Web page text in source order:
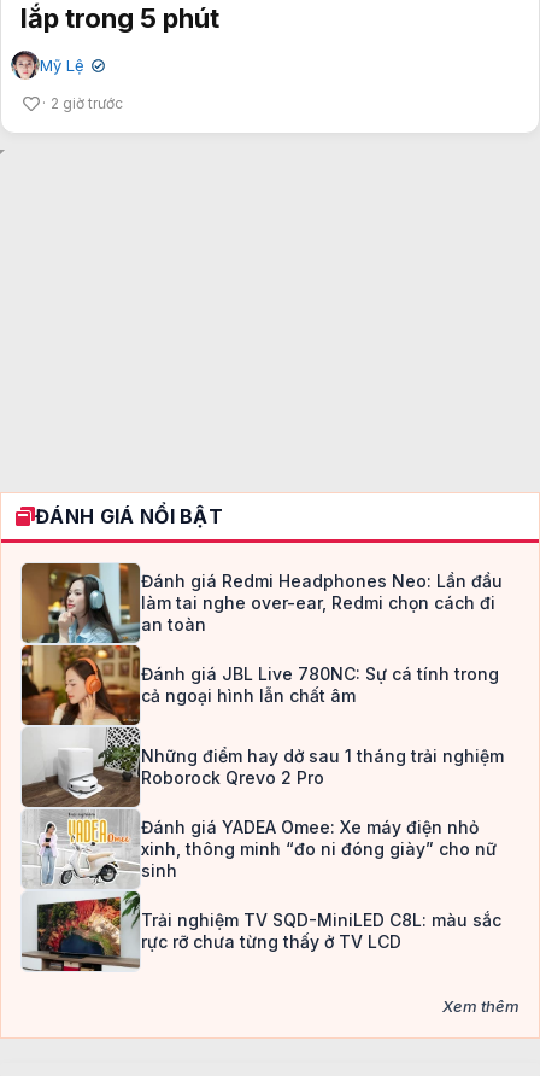
lắp trong 5 phút
Mỹ Lệ ✔
2 giờ trước
ĐÁNH GIÁ NỔI BẬT
Đánh giá Redmi Headphones Neo: Lần đầu
làm tai nghe over-ear, Redmi chọn cách đi
an toàn
Đánh giá JBL Live 780NC: Sự cá tính trong
cả ngoại hình lẫn chất âm
Những điểm hay dở sau 1 tháng trải nghiệm
Roborock Qrevo 2 Pro
Đánh giá YADEA Omee: Xe máy điện nhỏ
xinh, thông minh “đo ni đóng giày” cho nữ
sinh
Trải nghiệm TV SQD-MiniLED C8L: màu sắc
rực rỡ chưa từng thấy ở TV LCD
Xem thêm